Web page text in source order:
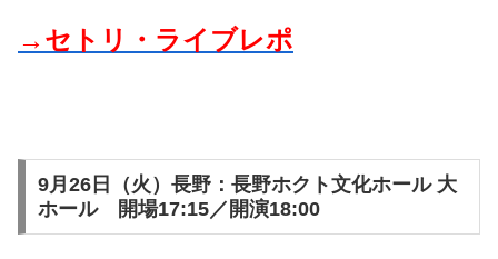
→セトリ・ライブレポ
9月26日（火）長野：長野ホクト文化ホール 大
ホール 開場17:15／開演18:00